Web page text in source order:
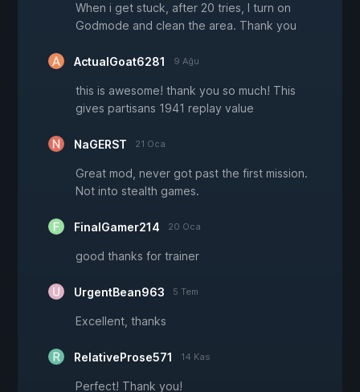
When i get stuck, after 20 tries, I turn on
Godmode and clean the area. Thank you
ActualGoat6281 9 Ağu
this is awesome! thank you so much! This
gives partisans 1941 replay value
NaGERST 21 Oca
Great mod, never got past the first mission.
Not into stealth games.
FinalGamer214 20 Oca
good thanks for trainer
UrgentBean963 5 Tem
Excellent, thanks
RelativeProse571 14 Kas
Perfect! Thank you!